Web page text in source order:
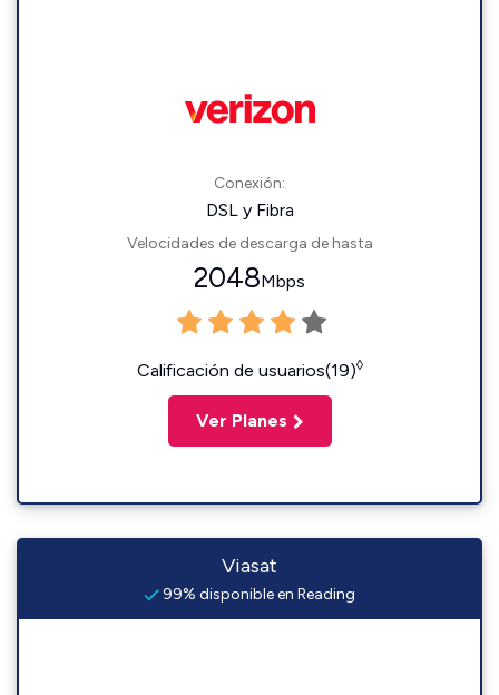
Conexión:
DSL y Fibra
Velocidades de descarga de hasta
2048Mbps
Calificación de usuarios(19)◊
Ver Planes
Viasat
99% disponible en Reading